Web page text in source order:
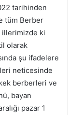
tarihinden
tüm Berber
illerimizde ki
olarak
şu ifadelere
neticesinde
berberleri ve
bayan
pazar 1